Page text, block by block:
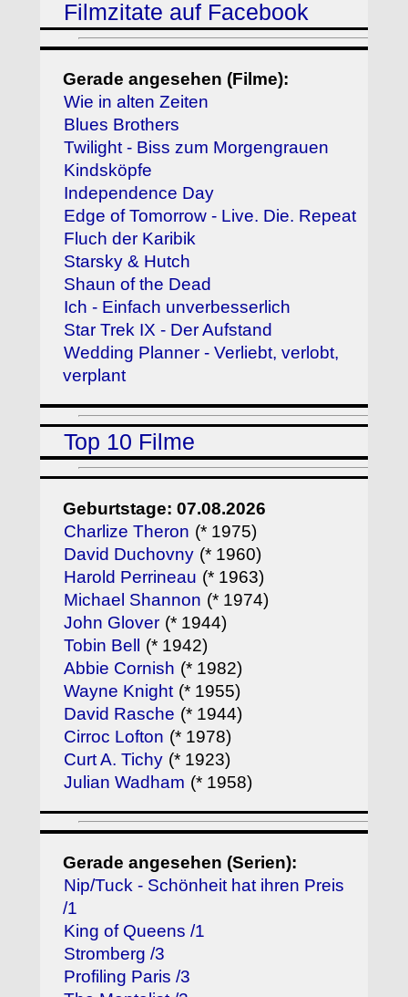
Filmzitate auf Facebook
Gerade angesehen (Filme):
Wie in alten Zeiten
Blues Brothers
Twilight - Biss zum Morgengrauen
Kindsköpfe
Independence Day
Edge of Tomorrow - Live. Die. Repeat
Fluch der Karibik
Starsky & Hutch
Shaun of the Dead
Ich - Einfach unverbesserlich
Star Trek IX - Der Aufstand
Wedding Planner - Verliebt, verlobt,
verplant
Top 10 Filme
Geburtstage: 07.08.2026
Charlize Theron (* 1975)
David Duchovny (* 1960)
Harold Perrineau (* 1963)
Michael Shannon (* 1974)
John Glover (* 1944)
Tobin Bell (* 1942)
Abbie Cornish (* 1982)
Wayne Knight (* 1955)
David Rasche (* 1944)
Cirroc Lofton (* 1978)
Curt A. Tichy (* 1923)
Julian Wadham (* 1958)
Gerade angesehen (Serien):
Nip/Tuck - Schönheit hat ihren Preis
/1
King of Queens /1
Stromberg /3
Profiling Paris /3